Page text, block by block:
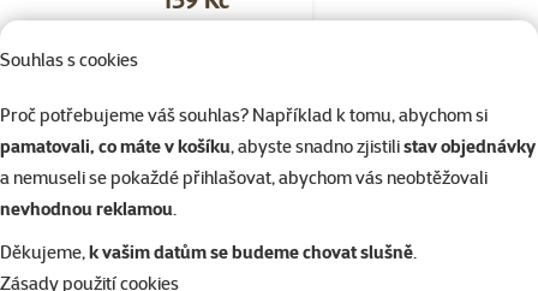
Souhlas s cookies
Proč potřebujeme váš souhlas? Například k tomu, abychom si
pamatovali, co máte v košíku, abyste snadno zjistilistav objednávky
a nemuseli se pokaždé přihlašovat, abychom vás neobtěžovali
nevhodnou reklamou.
Děkujeme,k vašim datům se budeme chovat slušně.
Zásady použití cookies
Skladem do košíku
Hřeben pro psy Trixie